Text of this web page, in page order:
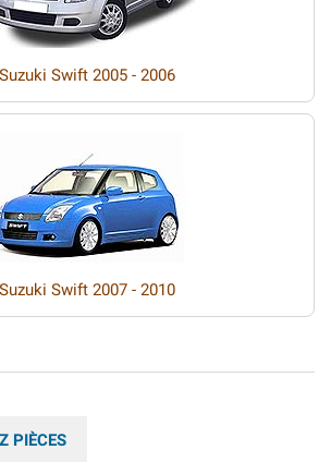
Suzuki Swift 2005 - 2006
Suzuki Swift 2007 - 2010
PIÈCES